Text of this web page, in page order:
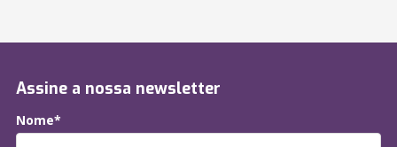
Assine a nossa newsletter
Nome*